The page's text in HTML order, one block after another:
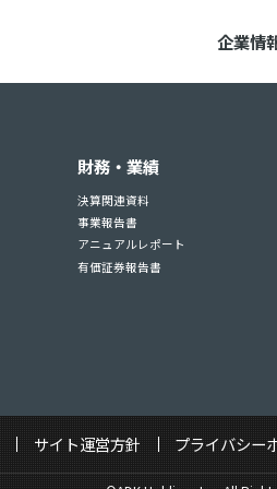
企業情
財務・業績
決算関連資料
事業報告書
アニュアルレポート
有価証券報告書
サイト運営方針 プライバシー